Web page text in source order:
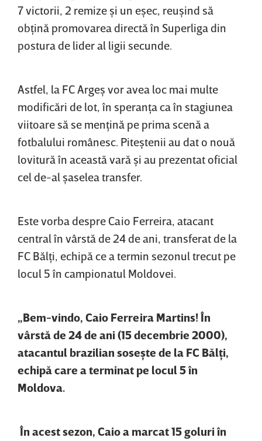
7 victorii, 2 remize şi un eşec, reuşind să
obţină promovarea directă în Superliga din
postura de lider al ligii secunde.
Astfel, la FC Argeş vor avea loc mai multe
modificări de lot, în speranţa ca în stagiunea
viitoare să se menţină pe prima scenă a
fotbalului românesc. Piteştenii au dat o nouă
lovitură în această vară şi au prezentat oficial
cel de-al şaselea transfer.
Este vorba despre Caio Ferreira, atacant
central în vârstă de 24 de ani, transferat de la
FC Bălţi, echipă ce a termin sezonul trecut pe
locul 5 în campionatul Moldovei.
„Bem-vindo, Caio Ferreira Martins! În
vârstă de 24 de ani (15 decembrie 2000),
atacantul brazilian soseşte de la FC Bălţi,
echipă care a terminat pe locul 5 în
Moldova.
În acest sezon, Caio a marcat 15 goluri în